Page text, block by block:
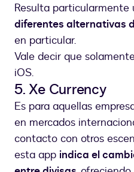
Resulta particularmente
diferentes alternativas
en particular.
Vale decir que
iOS.
5. Xe Currency
Es para aquellas
en mercados
contacto con otros
esta app indica el